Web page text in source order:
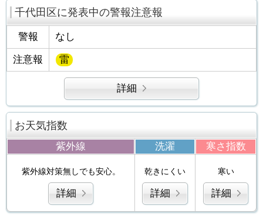
千代田区に発表中の警報注意報
警報 なし
注意報 雷
詳細
お天気指数
紫外線 洗濯 寒さ指数
紫外線対策無しでも安心。
詳細
乾きにくい
詳細
寒い
詳細